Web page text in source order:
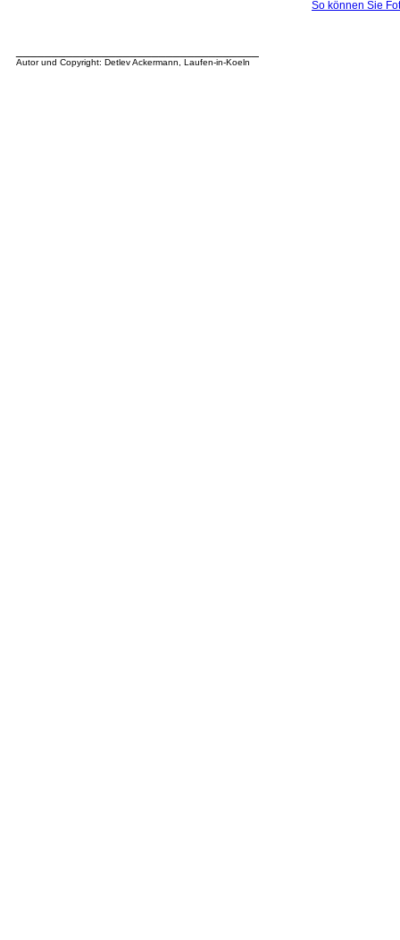
So können Sie
Autor und Copyright: Detlev Ackermann, Laufen-in-Koeln